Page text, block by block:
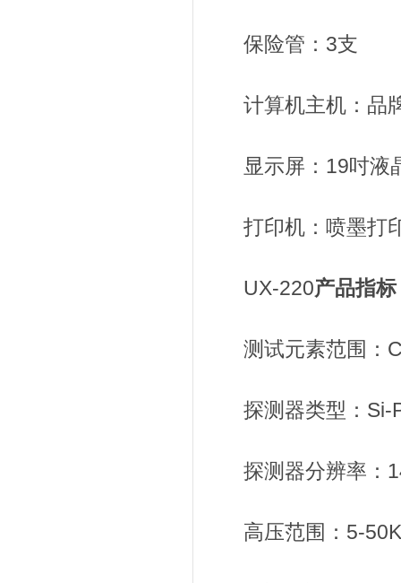
保险管：3支
计算机主机：品
显示屏：19吋液
打印机：喷墨打
UX-220产品指
测试元素范围：
探测器类型：Si-
探测器分辨率：
高压范围：5-